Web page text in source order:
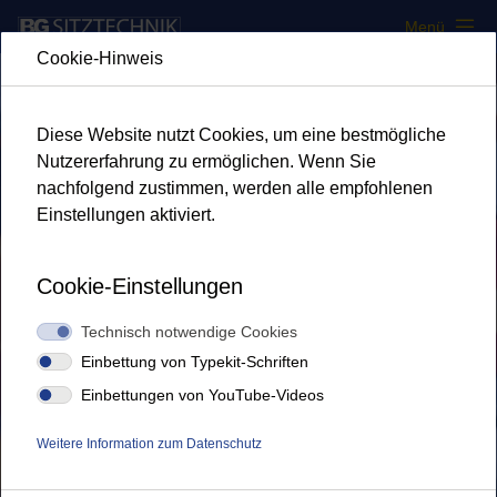
Menü
Cookie-Hinweis
Diese Website nutzt Cookies, um eine bestmögliche
Nutzererfahrung zu ermöglichen. Wenn Sie
nachfolgend zustimmen, werden alle empfohlenen
Einstellungen aktiviert.
Cookie-Einstellungen
Technisch notwendige Cookies
Einbettung von Typekit-Schriften
Einbettungen von YouTube-Videos
Weitere Information zum Datenschutz